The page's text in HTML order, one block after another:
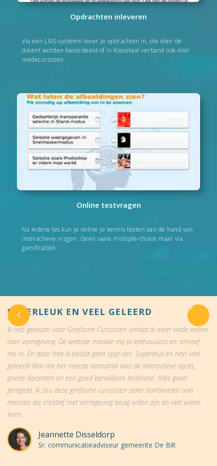
Opdrachten inleveren
Via een LMS-systeem lever je op­drachten in, die door de
docent worden beoordeeld of in klassi­kaal verband ook door
mede­cur­sisten.
Online testvragen
Na iedere les kun je online je kennis tes­ten aan de hand van
interactieve vra­gen. Geen saaie multiple-choice maar via
gami­fica­tion.
SUPERLEUK EN VEEL GELEERD
Ik heb gekozen voor Grafische Cursussen omdat ik meer wilde weten
over vormgeving. De website maakte mij al enthousiast en schreef
me in. En daar heb ik beslist geen spijt van. Superleuk en heel veel
geleerd! Wat me het meeste aansprak was de interactieve opzet,
goede docenten en een goed bereikbare leslocatie. Alles goed
geregeld. Ik zou deze grafische cursussen zeker aanbevelen aan
mensen die creatief met vormgeving bezig willen zijn en veel willen
leren.
Jeannette Disseldorp
Sr. communicatieadviseur gemeente De Bilt